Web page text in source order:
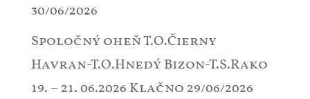
30/06/2026
Spoločný oheň T.O.Čierny
Havran-T.O.Hnedý Bizon-T.S.Rako
19. – 21. 06.2026 Klačno 29/06/2026